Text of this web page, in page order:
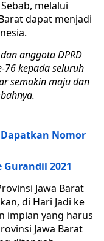
melalui
dapat menjadi
anggota DPRD
76 kepada seluruh
semakin maju dan
Nomor
2021
Jawa Barat
di Hari Jadi ke
impian yang harus
Jawa Barat